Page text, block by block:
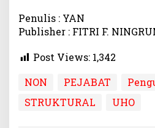
Penulis : YAN
Publisher : FITRI F.
Post Views: 1,342
NON
PEJABAT
STRUKTURAL
UHO